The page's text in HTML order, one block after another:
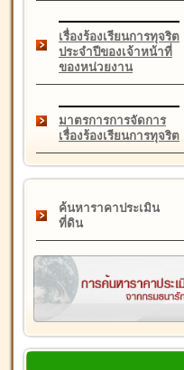
เรื่องร้องเรียนการทุจริต
ประจำปีของเจ้าหน้าที่
ของหน่วยงาน
มาตรการการจัดการ
เรื่องร้องเรียนการทุจริต
ค้นหาราคาประเมิน
ที่ดิน